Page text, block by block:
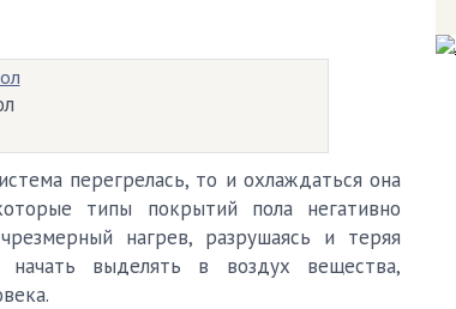
перегрелась, то и охлаждаться она
типы покрытий пола негативно
нагрев, разрушаясь и теряя
выделять в воздух вещества,